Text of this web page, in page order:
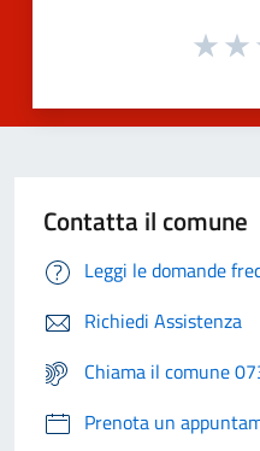
Contatta il comune
Leggi le domande
Richiedi Assistenza
Chiama il comune
Prenota un